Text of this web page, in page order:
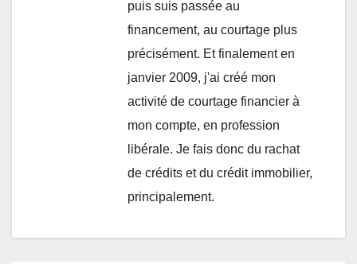
puis suis passée au
financement, au courtage plus
précisément. Et finalement en
janvier 2009, j'ai créé mon
activité de courtage financier à
mon compte, en profession
libérale. Je fais donc du rachat
de crédits et du crédit immobilier,
principalement.